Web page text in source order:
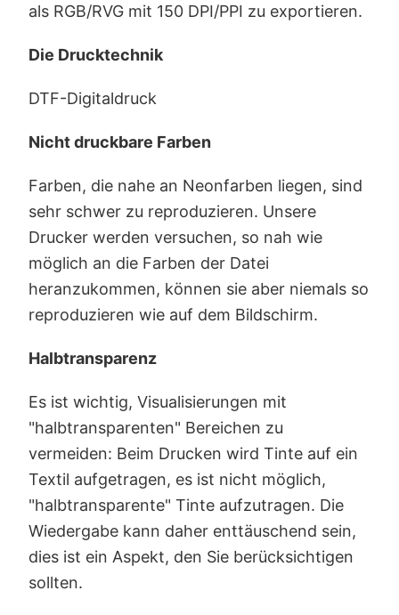
als RGB/RVG mit 150 DPI/PPI zu exportieren.
Die Drucktechnik
DTF-Digitaldruck
Nicht druckbare Farben
Farben, die nahe an Neonfarben liegen, sind
sehr schwer zu reproduzieren. Unsere
Drucker werden versuchen, so nah wie
möglich an die Farben der Datei
heranzukommen, können sie aber niemals so
reproduzieren wie auf dem Bildschirm.
Halbtransparenz
Es ist wichtig, Visualisierungen mit
"halbtransparenten" Bereichen zu
vermeiden: Beim Drucken wird Tinte auf ein
Textil aufgetragen, es ist nicht möglich,
"halbtransparente" Tinte aufzutragen. Die
Wiedergabe kann daher enttäuschend sein,
dies ist ein Aspekt, den Sie berücksichtigen
sollten.